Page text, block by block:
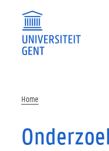
Home